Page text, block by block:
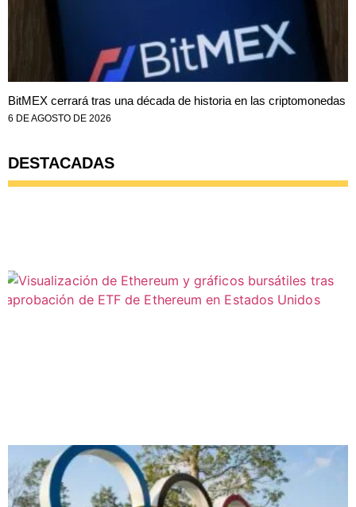
BitMEX cerrará tras una década de historia en las criptomonedas
6 DE AGOSTO DE 2026
DESTACADAS